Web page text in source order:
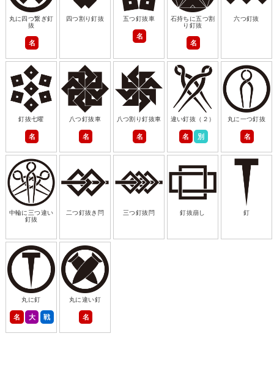
丸に四つ繋ぎ釘
抜
名
四つ割り釘抜 五つ釘抜車
名
石持ちに五つ割
り釘抜
名
六つ釘抜
釘抜七曜
名
八つ釘抜車
名
八つ割り釘抜車
名
違い釘抜（２）
名 別
丸に一つ釘抜
名
中輪に三つ違い
釘抜
二つ釘抜き閂 三つ釘抜閂 釘抜崩し 釘
丸に釘
名 大 戦
丸に違い釘
名